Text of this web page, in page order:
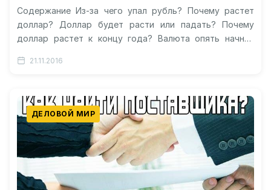
Содержание Из-за чего упал рубль? Почему растет
доллар? Доллар будет расти или падать? Почему
доллар растет к концу года? Валюта опять начнет
21.11.2016
ДЕЛОВОЙ МИР